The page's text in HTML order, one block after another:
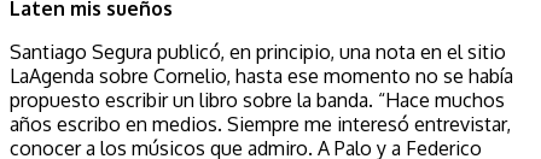
Laten mis sueños
Santiago Segura publicó, en principio, una nota en el sitio
LaAgenda sobre Cornelio, hasta ese momento no se había
propuesto escribir un libro sobre la banda. “Hace muchos
años escribo en medios. Siempre me interesó entrevistar,
conocer a los músicos que admiro. A Palo y a Federico